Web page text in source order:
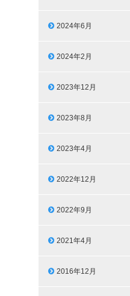
2024年6月
2024年2月
2023年12月
2023年8月
2023年4月
2022年12月
2022年9月
2021年4月
2016年12月